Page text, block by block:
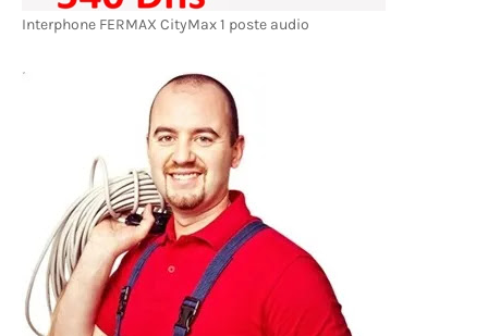
Interphone FERMAX CityMax 1 poste audio